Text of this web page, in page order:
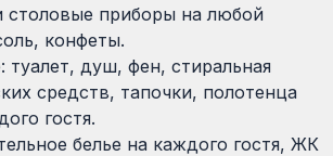
столовые приборы на любой
конфеты.
туалет, душ, фен, стиральная
средств, тапочки, полотенца
гостя.
белье на каждого гостя, ЖК